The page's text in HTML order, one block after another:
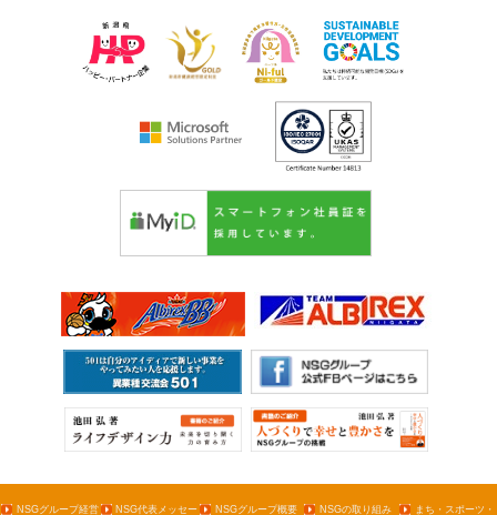
NSGグループ経営 NSG代表メッセー NSGグループ概要 NSGの取り組み まち・スポーツ・